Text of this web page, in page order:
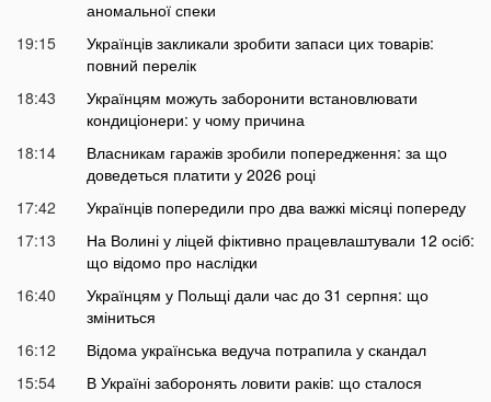
аномальної спеки
19:15
Українців закликали зробити запаси цих товарів:
повний перелік
18:43
Українцям можуть заборонити встановлювати
кондиціонери: у чому причина
18:14
Власникам гаражів зробили попередження: за що
доведеться платити у 2026 році
17:42
Українців попередили про два важкі місяці попереду
17:13
На Волині у ліцей фіктивно працевлаштували 12 осіб:
що відомо про наслідки
16:40
Українцям у Польщі дали час до 31 серпня: що
зміниться
16:12
Відома українська ведуча потрапила у скандал
15:54
В Україні заборонять ловити раків: що сталося